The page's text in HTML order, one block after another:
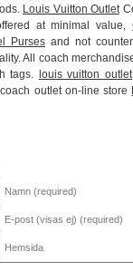
Louis Vuitton Outlet
at minimal value,
Purses and not
All coach
tags. louis vuitton outlet
coach outlet on-line store
Namn (required)
E-post (visas ej) (required)
Hemsida